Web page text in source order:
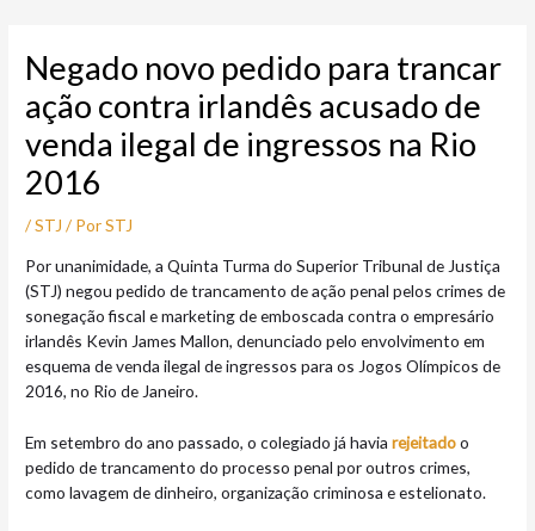
conteúdo
Negado novo pedido para trancar
ação contra irlandês acusado de
venda ilegal de ingressos na Rio
2016
/STJ / PorSTJ
​Por unanimidade, a Quinta Turma do Superior Tribunal de Justiça
(STJ) negou pedido de trancamento de ação penal pelos crimes de
sonegação fiscal e marketing de emboscada contra o empresário
irlandês Kevin James Mallon, denunciado pelo envolvimento em
esquema de venda ilegal de ingressos para os Jogos Olímpicos de
2016, no Rio de Janeiro.
Em setembro do ano passado, o colegiado já haviarejeitadoo
pedido de trancamento do processo penal por outros crimes,
como lavagem de dinheiro, organização criminosa e estelionato.